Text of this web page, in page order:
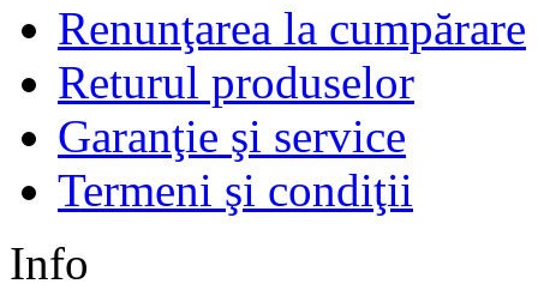
Renunţarea la cumpărare
Returul produselor
Garanţie şi service
Termeni şi condiţii
Info